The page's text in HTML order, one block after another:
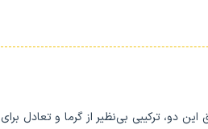
دو، ترکیبی بی‌نظیر از گرما و تعادل برای